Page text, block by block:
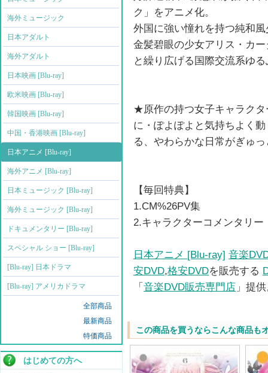
海外ミュージック
日本アダルト
海外アダルト
日本映画 [Blu-ray]
欧米映画 [Blu-ray]
韓国映画 [Blu-ray]
中国・香港映画 [Blu-ray]
日本アニメ [Blu-ray]
海外アニメ [Blu-ray]
日本ミュージック [Blu-ray]
海外ミュージック [Blu-ray]
ドキュメンタリー [Blu-ray]
スペシャル ショー [Blu-ray]
[Blu-ray] 日本ドラマ
[Blu-ray] アメリカドラマ
全部商品
最新商品
特価商品
はじめての方へ
ク」をアニメ化。
外国に強い憧れを持つ純和
金髪碧眼の少女アリス・カ
と繰り広げる国際交流系ゆ
★原作の持つ女子キャラク
に・ぽよぽよと気持ちよく
る、やわらかな日常がぎゅ
【毎回特典】
1.CM%26PV集
2.キャラクターコメンタリー
日本アニメ [Blu-ray] 音楽
安DVD,格安DVDを販売する
「 音楽DVD販売専門店 」提
この商品を買うならこんな商品も